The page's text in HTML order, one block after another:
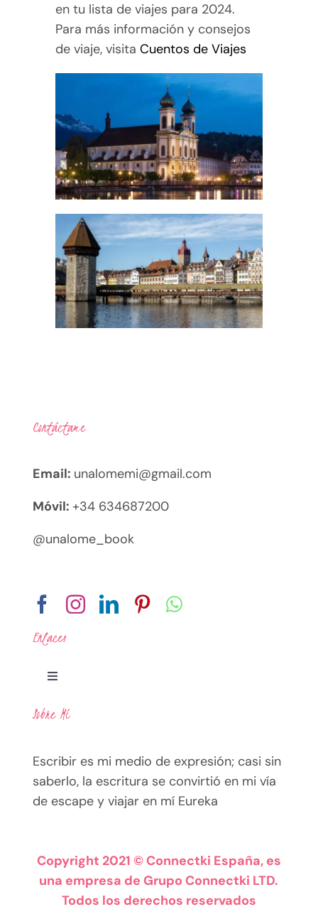
en tu lista de viajes para 2024.
Para más información y consejos
de viaje, visita Cuentos de Viajes
Contáctame
Email: unalomemi@gmail.com
Móvil: +34 634687200
@unalome_book
Enlaces
Toggle
Legal
Política de Privacidad
Términos
Política de Cookies
Sobre Mí
Escribir es mi medio de expresión; casi sin
saberlo, la escritura se convirtió en mi vía
de escape y viajar en mí Eureka
Copyright 2021 © Connectki España, es
una empresa de Grupo Connectki LTD.
Todos los derechos reservados